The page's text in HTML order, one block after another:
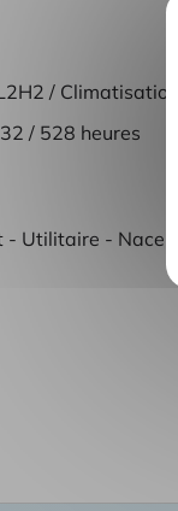
/ Climatisation
/ 528 heures
Utilitaire - Nacelle